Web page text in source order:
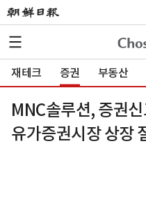
재테크 증권 부동산
MNC솔루션, 증권
유가증권시장 상장